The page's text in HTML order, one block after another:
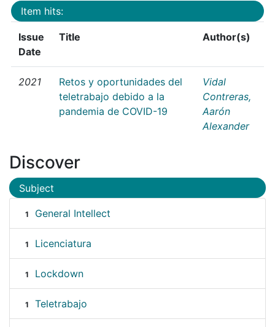
Item hits:
Issue
Date
Title Author(s)
2021
Retos y oportunidades del
teletrabajo debido a la
pandemia de COVID-19
Vidal
Contreras,
Aarón
Alexander
Discover
Subject
1 General Intellect
1 Licenciatura
1 Lockdown
1 Teletrabajo